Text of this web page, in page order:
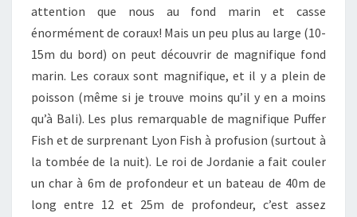
attention que nous au fond marin et casse
énormément de coraux! Mais un peu plus au large (10-
15m du bord) on peut découvrir de magnifique fond
marin. Les coraux sont magnifique, et il y a plein de
poisson (même si je trouve moins qu’il y en a moins
qu’à Bali). Les plus remarquable de magnifique Puffer
Fish et de surprenant Lyon Fish à profusion (surtout à
la tombée de la nuit). Le roi de Jordanie a fait couler
un char à 6m de profondeur et un bateau de 40m de
long entre 12 et 25m de profondeur, c’est assez